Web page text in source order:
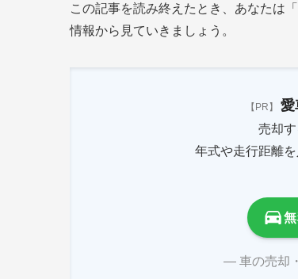
この記事を読み終えたとき、あなたは
情報から見ていきましょう。
【PR】 愛
売却
年式や走行距離
― 車の売却